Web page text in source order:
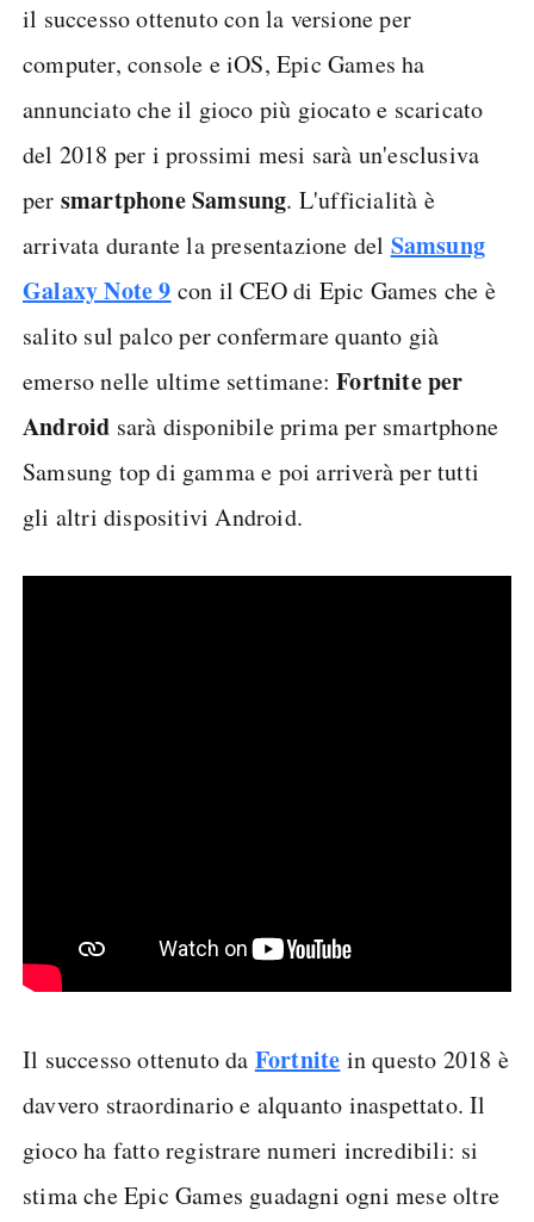
il successo ottenuto con la versione per
computer, console e iOS, Epic Games ha
annunciato che il gioco più giocato e scaricato
del 2018 per i prossimi mesi sarà un'esclusiva
per smartphone Samsung. L'ufficialità è
arrivata durante la presentazione del Samsung
Galaxy Note 9 con il CEO di Epic Games che è
salito sul palco per confermare quanto già
emerso nelle ultime settimane:Fortnite per
Android sarà disponibile prima per smartphone
Samsung top di gamma e poi arriverà per tutti
gli altri dispositivi Android.
Il successo ottenuto da Fortnite in questo 2018 è
davvero straordinario e alquanto inaspettato. Il
gioco ha fatto registrare numeri incredibili: si
stima che Epic Games guadagni ogni mese oltre